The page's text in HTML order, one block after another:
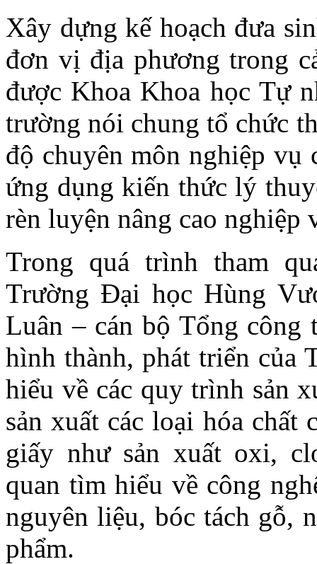
Xây dựng kế hoạch đưa
đơn vị địa phương trong
được Khoa Khoa học Tự
trường nói chung tổ chức
độ chuyên môn nghiệp
ứng dụng kiến thức lý
rèn luyện nâng cao nghiệp
Trong quá trình tham
Trường Đại học Hùng
Luân – cán bộ Tổng
hình thành, phát triển của
hiểu về các quy trình sản
sản xuất các loại hóa chất
giấy như sản xuất oxi,
quan tìm hiểu về công
nguyên liệu, bóc tách gỗ,
phẩm.